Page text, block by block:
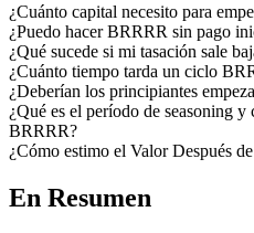
¿Cuánto capital necesito para
¿Puedo hacer BRRRR sin pago
¿Qué sucede si mi tasación sale
¿Cuánto tiempo tarda un ciclo
¿Deberían los principiantes
¿Qué es el período de seasoning
BRRRR?
¿Cómo estimo el Valor Después
En Resumen